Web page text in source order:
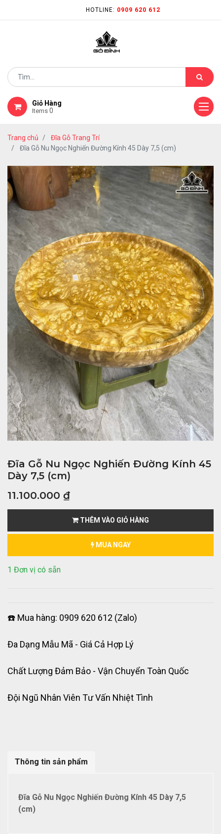
HOTLINE: 0909 620 612
Giỏ Hàng
Items 0
Trang chủ
Đĩa Gỗ Trang Trí
Đĩa Gỗ Nu Ngọc Nghiến Đường Kính 45 Dày 7,5 (cm)
Đĩa Gỗ Nu Ngọc Nghiến Đường Kính 45
Dày 7,5 (cm)
11.100.000 ₫
THÊM VÀO GIỎ HÀNG
MUA NGAY
1 Đơn vị có sẵn
☎️ Mua hàng: 0909 620 612 (Zalo)
Đa Dạng Mẫu Mã - Giá Cả Hợp Lý
Chất Lượng Đảm Bảo - Vận Chuyển Toàn Quốc
Đội Ngũ Nhân Viên Tư Vấn Nhiệt Tình
Thông tin sản phẩm
Đĩa Gỗ Nu Ngọc Nghiến Đường Kính 45 Dày 7,5
(cm)